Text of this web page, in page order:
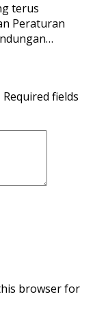
terus
Peraturan
Required fields
browser for